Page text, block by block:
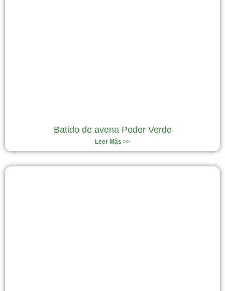
Batido de avena Poder Verde
Leer Más >>